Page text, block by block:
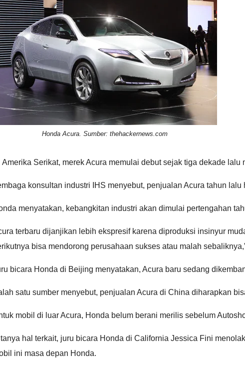
Honda Acura. Sumber: thehackernews.com
Amerika Serikat, merek Acura memulai debut sejak tiga dekade
konsultan industri IHS menyebut, penjualan Acura tahun
menyatakan, kebangkitan industri akan dimulai pertengahan
terbaru dijanjikan lebih ekspresif karena diproduksi insinyur
bisa mendorong perusahaan sukses atau malah
bicara Honda di Beijing menyatakan, Acura baru sedang
satu sumber menyebut, penjualan Acura di China diharapkan
mobil di luar Acura, Honda belum berani merilis sebelum
hal terkait, juru bicara Honda di California Jessica Fini
ini masa depan Honda.